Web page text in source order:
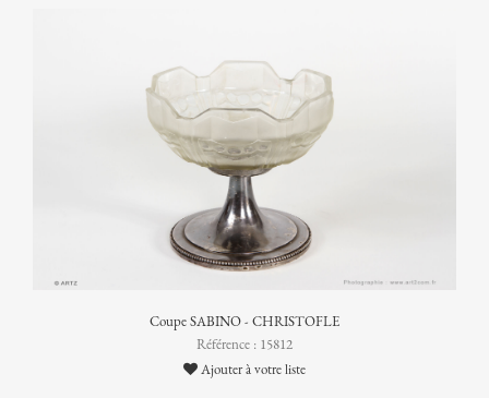
Coupe SABINO - CHRISTOFLE
Référence : 15812
Ajouter à votre liste